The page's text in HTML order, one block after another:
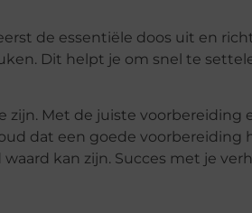
de essentiële doos uit en
Dit helpt je om snel te
Met de juiste voorbereiding
dat een goede voorbereiding
kan zijn. Succes met je